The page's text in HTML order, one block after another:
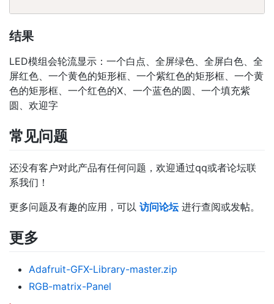
结果
LED模组会轮流显示：一个白点、全屏绿色、全屏白色、全
屏红色、一个黄色的矩形框、一个紫红色的矩形框、一个黄
色的矩形框、一个红色的X、一个蓝色的圆、一个填充紫
圆、欢迎字
常见问题
还没有客户对此产品有任何问题，欢迎通过qq或者论坛联
系我们！
更多问题及有趣的应用，可以 访问论坛进行查阅或发帖。
更多
Adafruit-GFX-Library-master.zip
RGB-matrix-Panel